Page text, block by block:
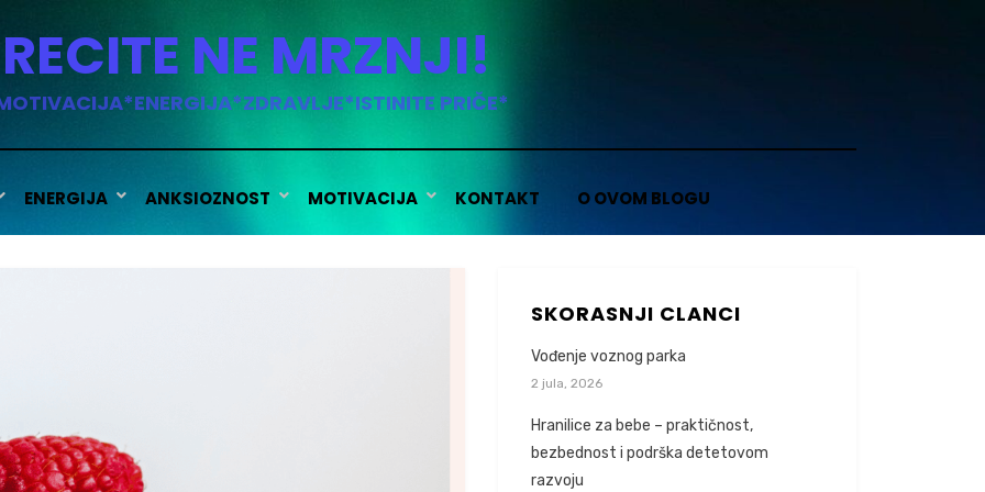
RECITE NE MRZNJI!
PRIČE*
ENERGIJA ANKSIOZNOST MOTIVACIJA KONTAKT O OVOM BLOGU
SKORASNJI CLANCI
Vođenje voznog parka
2 jula, 2026
Hranilice za bebe – praktičnost,
bezbednost i podrška detetovom
razvoju